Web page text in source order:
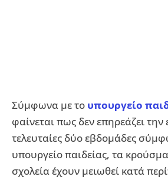
Σύμφωνα με το υπουργείο
φαίνεται πως δεν επηρεάζει την
τελευταίες δύο εβδομάδες
υπουργείο παιδείας, τα
σχολεία έχουν μειωθεί κατά